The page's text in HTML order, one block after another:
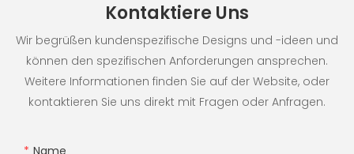
Kontaktiere Uns
Wir begrüßen kundenspezifische Designs und -ideen und
können den spezifischen Anforderungen ansprechen.
Weitere Informationen finden Sie auf der Website, oder
kontaktieren Sie uns direkt mit Fragen oder Anfragen.